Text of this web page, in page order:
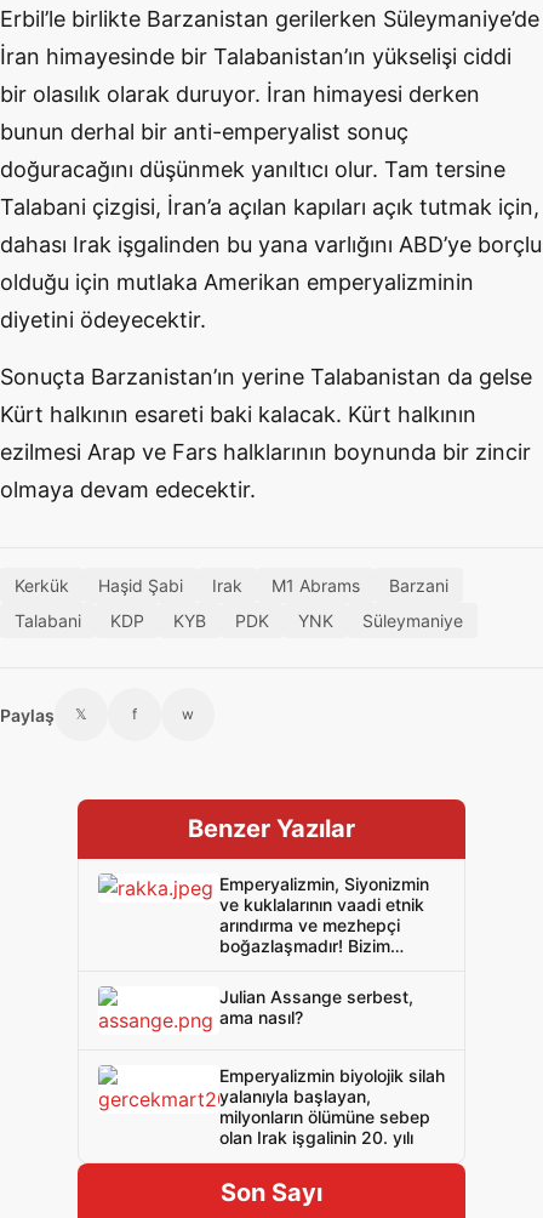
Erbil’le birlikte Barzanistan gerilerken Süleymaniye’de
İran himayesinde bir Talabanistan’ın yükselişi ciddi
bir olasılık olarak duruyor. İran himayesi derken
bunun derhal bir anti-emperyalist sonuç
doğuracağını düşünmek yanıltıcı olur. Tam tersine
Talabani çizgisi, İran’a açılan kapıları açık tutmak için,
dahası Irak işgalinden bu yana varlığını ABD’ye borçlu
olduğu için mutlaka Amerikan emperyalizminin
diyetini ödeyecektir.
Sonuçta Barzanistan’ın yerine Talabanistan da gelse
Kürt halkının esareti baki kalacak. Kürt halkının
ezilmesi Arap ve Fars halklarının boynunda bir zincir
olmaya devam edecektir.
Kerkük Haşid Şabi Irak M1 Abrams
Barzani
Talabani
KDP KYB PDK YNK Süleymaniye
Paylaş 𝕏 f w
Benzer Yazılar
Emperyalizmin, Siyonizmin
ve kuklalarının vaadi etnik
arındırma ve mezhepçi
boğazlaşmadır! Bizim
emperyalizmden ve
Siyonizmden arındırmaktır!
Julian Assange serbest,
ama nasıl?
Emperyalizmin biyolojik silah
yalanıyla başlayan,
milyonların ölümüne sebep
olan Irak işgalinin 20. yılı
Son Sayı